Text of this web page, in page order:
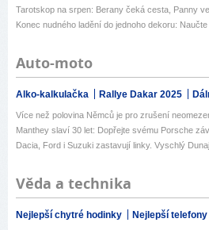
Tarotskop na srpen: Berany čeká cesta, Panny
Konec nudného ladění do jednoho dekoru: Naučte
Auto-moto
Alko-kalkulačka Rallye Dakar 2025
Více než polovina Němců je pro zrušení
Manthey slaví 30 let: Dopřejte svému Porsche
Dacia, Ford i Suzuki zastavují linky. Vyschlý
Věda a technika
Nejlepší chytré hodinky Nejlepší telefony